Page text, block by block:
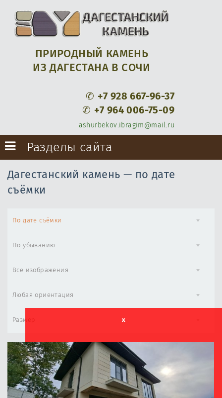
ПРИРОДНЫЙ КАМЕНЬ
ИЗ ДАГЕСТАНА В СОЧИ
✆ +7 928 667-96-37
✆ +7 964 006-75-09
ashurbekov.ibragim@mail.ru
Разделы сайта
Дагестанский камень — по дате
съёмки
По дате съёмки
По убыванию
Все изображения
Любая ориентация
Размер x